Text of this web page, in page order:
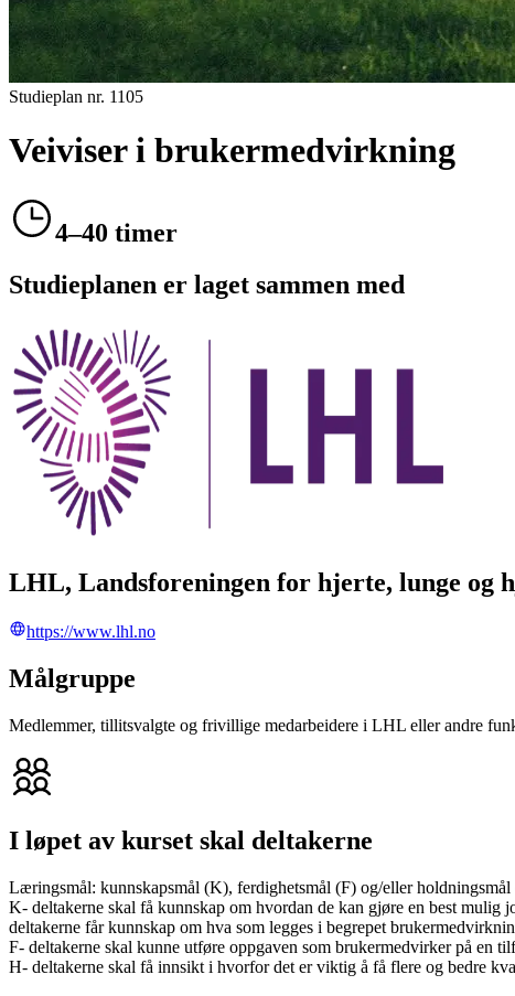
Studieplan nr. 1105
Veiviser i brukermedvirkning
4–40 timer
Studieplanen er laget sammen med
LHL, Landsforeningen for hjerte, lunge og
https://www.lhl.no
Målgruppe
Medlemmer, tillitsvalgte og frivillige medarbeidere i LHL eller andre
I løpet av kurset skal deltakerne
Læringsmål: kunnskapsmål (K), ferdighetsmål (F) og/eller
K- deltakerne skal få kunnskap om hvordan de kan gjøre en best mulig
deltakerne får kunnskap om hva som legges i begrepet
F- deltakerne skal kunne utføre oppgaven som brukermedvirker på en
H- deltakerne skal få innsikt i hvorfor det er viktig å få flere og bedre